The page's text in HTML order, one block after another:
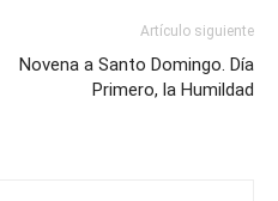
Artículo siguiente
Novena a Santo Domingo. Día
Primero, la Humildad